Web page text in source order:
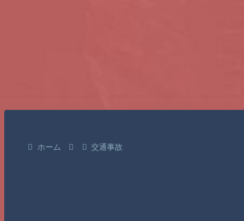
ホーム 交通事故